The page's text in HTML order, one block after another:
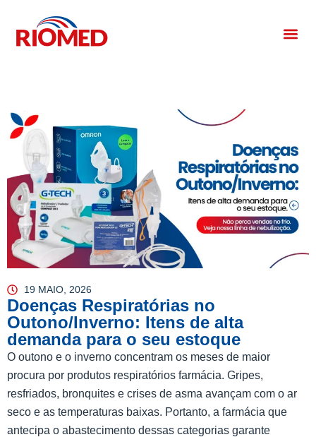
19 MAIO, 2026
Doenças Respiratórias no
Outono/Inverno: Itens de alta
demanda para o seu estoque
O outono e o inverno concentram os meses de maior
procura por produtos respiratórios farmácia. Gripes,
resfriados, bronquites e crises de asma avançam com o ar
seco e as temperaturas baixas. Portanto, a farmácia que
antecipa o abastecimento dessas categorias garante